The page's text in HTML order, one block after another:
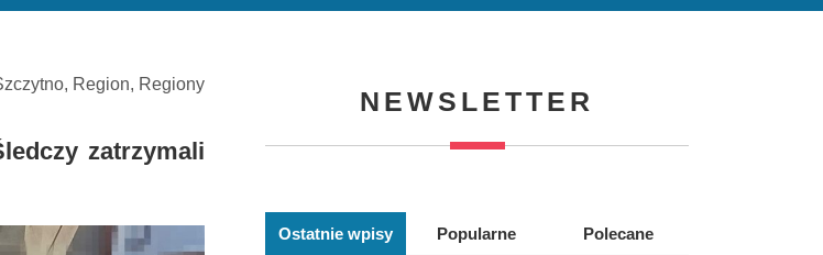
, Region, Regiony
zatrzymali
NEWSLETTER
Ostatnie wpisy Popularne Polecane